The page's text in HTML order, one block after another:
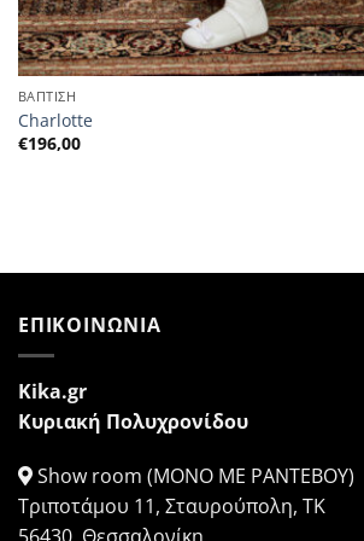
ΒΑΠΤΙΣΗ
Charlotte
€196,00
ΕΠΙΚΟΙΝΩΝΙΑ
Kika.gr
Κυριακή Πολυχρονίδου
Show room (ΜΟΝΟ ΜΕ ΡΑΝΤΕΒΟΥ)
Τριποτάμου 11, Σταυρούπολη, ΤΚ